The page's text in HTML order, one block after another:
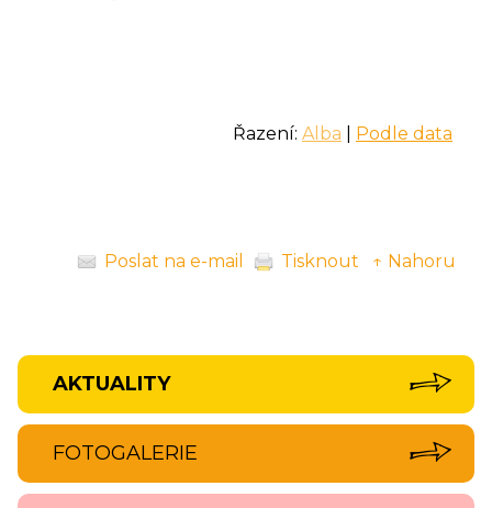
Řazení: Alba Podle data
Poslat na e-mail Tisknout ↑ Nahoru
AKTUALITY
FOTOGALERIE